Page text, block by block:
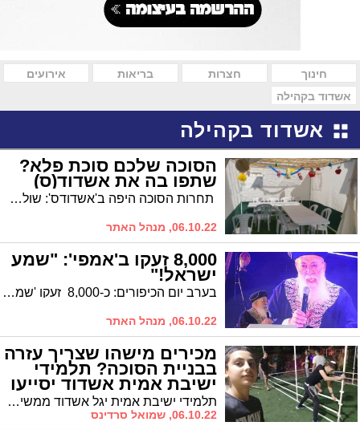
חינוך חצרות בריאות
אירועים
אשדוד בקהילה
אשדוד בקהילה
הסוכה שלכם סוכת פלא?
שתפו בה את אשדוד(ס)
תחרות הסוכה היפה ב'אשדודס': שולחים תמונות של הסוכה, ונכנסים להגרלה. כל הפרטים – בפנים
06.10.22, מנהל האתר
8,000 זעקו ב'אמפי': "שמע
ישראל!"
בערב יום הכיפורים: כ-8,000 זעקו 'שמע ישראל' בכנס סליחות אחרון ב'אמפי אשדוד' שאורגן ע"י ארגון 'ילדי שגיא ויעקב'
06.10.22, מנהל האתר
מכירים מישהו שצריך עזרה
בבניית הסוכה? תלמידי
ישיבת אמית אשדוד יסייעו
תלמידי ישיבת אמית יגל אשדוד ממשיכים במסורת המרגשת וקוראים לכל מי שצריך עזרה בבניית הסוכה לפנות אליהם, והם כבר ישלחו קבוצת תלמידים שתסייע בבנייה - בהתנדבות מלאה כמובן
06.10.22, שמואל סרדינס